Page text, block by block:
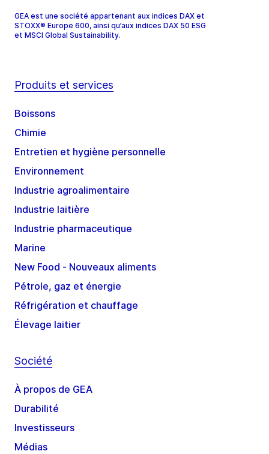
GEA est une société appartenant aux indices DAX et
STOXX® Europe 600, ainsi qu’aux indices DAX 50 ESG
et MSCI Global Sustainability.
Produits et services
Boissons
Chimie
Entretien et hygiène personnelle
Environnement
Industrie agroalimentaire
Industrie laitière
Industrie pharmaceutique
Marine
New Food - Nouveaux aliments
Pétrole, gaz et énergie
Réfrigération et chauffage
Élevage laitier
Société
À propos de GEA
Durabilité
Investisseurs
Médias